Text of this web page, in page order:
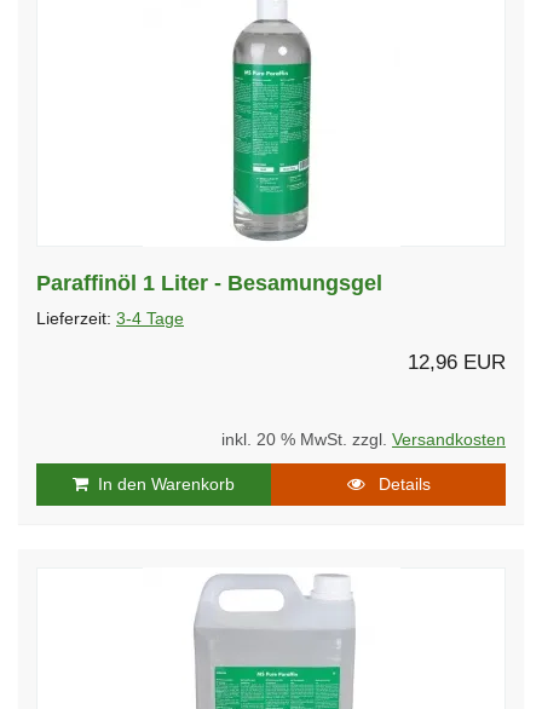
Paraffinöl 1 Liter - Besamungsgel
Lieferzeit: 3-4 Tage
12,96 EUR
inkl. 20 % MwSt. zzgl. Versandkosten
In den Warenkorb Details